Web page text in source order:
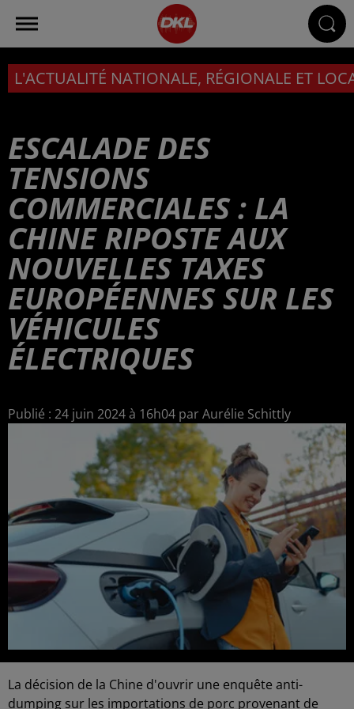
L'ACTUALITÉ NATIONALE, RÉGIONALE ET
ESCALADE DES
TENSIONS
COMMERCIALES : LA
CHINE RIPOSTE AUX
NOUVELLES TAXES
EUROPÉENNES SUR LES
VÉHICULES
ÉLECTRIQUES
Publié : 24 juin 2024 à 16h04 par Aurélie Schittly
La décision de la Chine d'ouvrir une enquête anti-
dumping sur les importations de porc provenant de